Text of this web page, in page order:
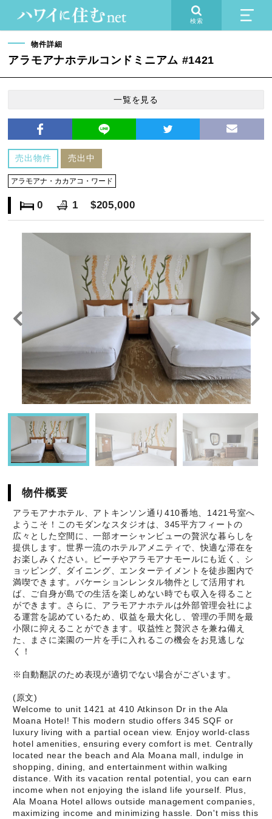
検索
物件詳細
アラモアナホテルコンドミニアム #1421
一覧を見る
売出物件 売出中
アラモアナ・カカアコ・ワード
0 1 $205,000
物件概要
アラモアナホテル、アトキンソン通り410番地、1421号室へ
ようこそ！このモダンなスタジオは、345平方フィートの
広々とした空間に、一部オーシャンビューの贅沢な暮らしを
提供します。世界一流のホテルアメニティで、快適な滞在を
お楽しみください。ビーチやアラモアナモールにも近く、シ
ョッピング、ダイニング、エンターテイメントを徒歩圏内で
満喫できます。バケーションレンタル物件として活用すれ
ば、ご自身が島での生活を楽しめない時でも収入を得ること
ができます。さらに、アラモアナホテルは外部管理会社によ
る運営を認めているため、収益を最大化し、管理の手間を最
小限に抑えることができます。収益性と贅沢さを兼ね備え
た、まさに楽園の一片を手に入れるこの機会をお見逃しな
く！
※自動翻訳のため表現が適切でない場合がございます。
(原文)
Welcome to unit 1421 at 410 Atkinson Dr in the Ala
Moana Hotel! This modern studio offers 345 SQF or
luxury living with a partial ocean view. Enjoy world-class
hotel amenities, ensuring every comfort is met. Centrally
located near the beach and Ala Moana mall, indulge in
shopping, dining, and entertainment within walking
distance. With its vacation rental potential, you can earn
income when not enjoying the island life yourself. Plus,
Ala Moana Hotel allows outside management companies,
maximizing income and minimizing hassle. Don't miss this